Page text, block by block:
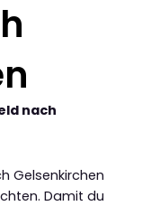
nach
Gelsenkirchen
Damit du